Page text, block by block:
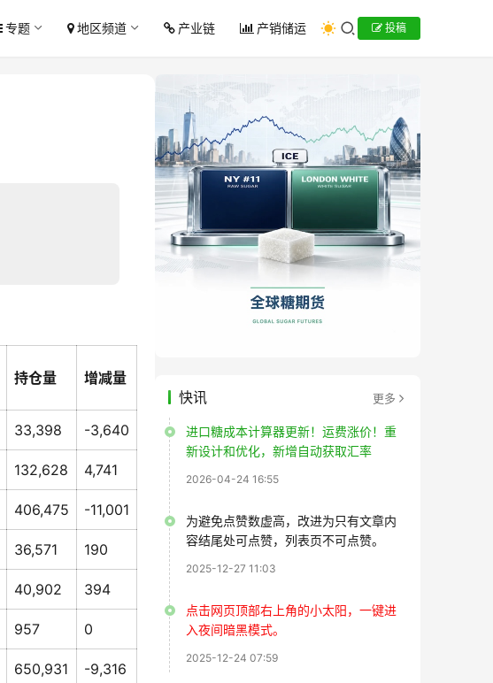
专题 地区频道 产业链 产销储运 投稿
持仓量 增减量
33,398 -3,640
132,628 4,741
406,475 -11,001
36,571 190
40,902 394
957 0
650,931 -9,316
快讯 更多
进口糖成本计算器更新！运费涨价！重
新设计和优化，新增自动获取汇率
2026-04-24 16:55
为避免点赞数虚高，改进为只有文章内
容结尾处可点赞，列表页不可点赞。
2025-12-27 11:03
点击网页顶部右上角的小太阳，一键进
入夜间暗黑模式。
2025-12-24 07:59